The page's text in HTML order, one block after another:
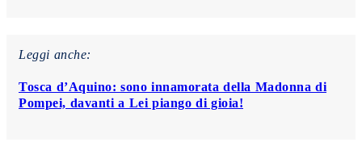
Leggi anche:
Tosca d’Aquino: sono innamorata della Madonna di
Pompei, davanti a Lei piango di gioia!